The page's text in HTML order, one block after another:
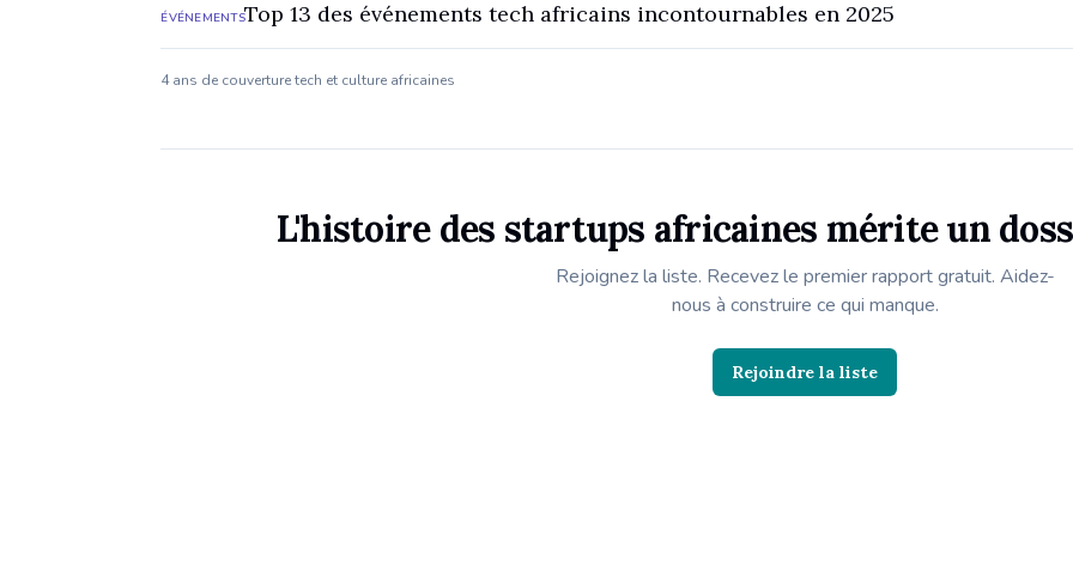
ÉVÉNEMENTSTop 13 des événements tech africains incontournables en 2025
4 ans de couverture tech et culture africaines
L'histoire des startups africaines mérite un
Rejoignez la liste. Recevez le premier rapport gratuit. Aidez-
nous à construire ce qui manque.
Rejoindre la liste